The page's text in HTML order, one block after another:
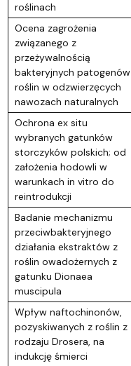
roślinach
Ocena zagrożenia
związanego z
przeżywalnością
bakteryjnych patogenów
roślin w odzwierzęcych
nawozach naturalnych
Ochrona ex situ
wybranych gatunków
storczyków polskich; od
założenia hodowli w
warunkach in vitro do
reintrodukcji
Badanie mechanizmu
przeciwbakteryjnego
działania ekstraktów z
roślin owadożernych z
gatunku Dionaea
muscipula
Wpływ naftochinonów,
pozyskiwanych z roślin z
rodzaju Drosera, na
indukcję śmierci